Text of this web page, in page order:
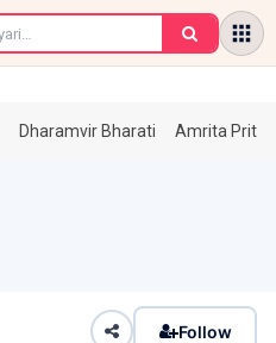
Dharamvir Bharati Amrita
Follow